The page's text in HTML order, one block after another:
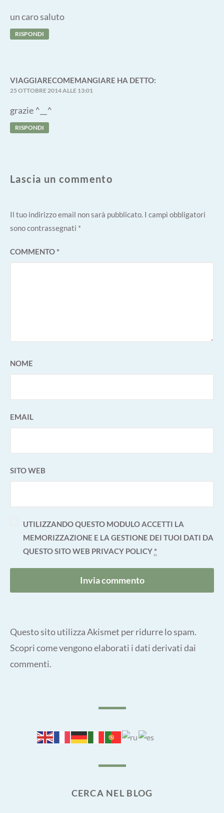
un caro saluto
RISPONDI
VIAGGIARECOMEMANGIARE HA DETTO:
25 OTTOBRE 2014 ALLE 13:01
grazie ^__^
RISPONDI
Lascia un commento
Il tuo indirizzo email non sarà pubblicato. I campi obbligatori
sono contrassegnati *
COMMENTO*
NOME
EMAIL
SITO WEB
UTILIZZANDO QUESTO MODULO ACCETTI LA
MEMORIZZAZIONE E LA GESTIONE DEI TUOI DATI DA
QUESTO SITO WEB PRIVACY POLICY*
Questo sito utilizza Akismet per ridurre lo spam.
Scopri come vengono elaborati i dati derivati dai
commenti.
CERCA NEL BLOG